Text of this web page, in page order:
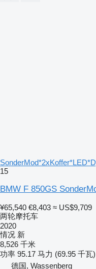
15
BMW F 850GS
¥65,540 €8,403 ≈ US$9,709
两轮摩托车
2020
情况 新
8,526 千米
功率 95.17 马力 (69.95 千瓦)
德国, Wassenberg